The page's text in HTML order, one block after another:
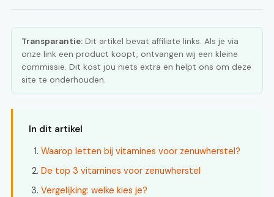
Transparantie: Dit artikel bevat affiliate links. Als je via
onze link een product koopt, ontvangen wij een kleine
commissie. Dit kost jou niets extra en helpt ons om deze
site te onderhouden.
In dit artikel
Waarop letten bij vitamines voor zenuwherstel?
De top 3 vitamines voor zenuwherstel
Vergelijking: welke kies je?